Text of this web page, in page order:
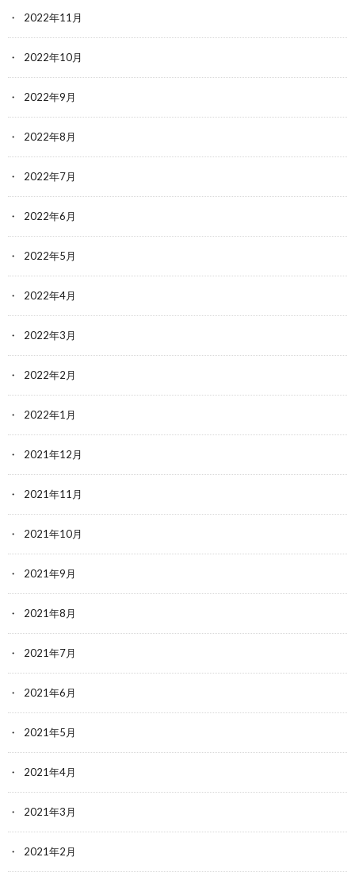
2022年11月
2022年10月
2022年9月
2022年8月
2022年7月
2022年6月
2022年5月
2022年4月
2022年3月
2022年2月
2022年1月
2021年12月
2021年11月
2021年10月
2021年9月
2021年8月
2021年7月
2021年6月
2021年5月
2021年4月
2021年3月
2021年2月